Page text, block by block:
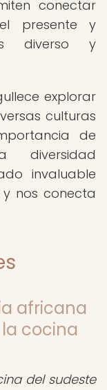
conectar
presente y
diverso y
explorar
culturas
de
invaluable
nos conecta
africana
cocina
del sudeste